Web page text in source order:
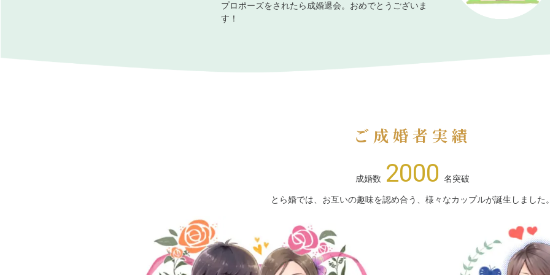
プロポーズをされたら成婚退会。おめでとうございま
す！
ご成婚者実績
成婚数 2000 名突破
とら婚では、お互いの趣味を認め合う、様々なカップルが誕生しました